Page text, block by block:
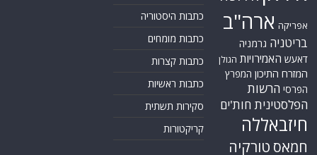
אפריקה ארה"ב
בריטניה גרמניה
דאעש האמירויות הגולן
המזרח התיכון המפרץ
הפרסי הרשות
הפלסטינית חות'ים
חיזבאללה
חמאס טורקיה
כתבות היסטוריה
כתבות מומחים
כתבות קצרות
כתבות ראשיות
סקירות תשתית
קריקטורות